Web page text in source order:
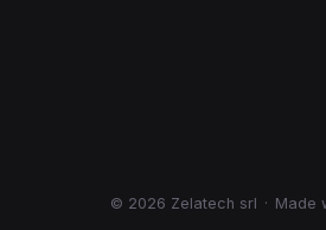
© 2026 Zelatech srl · Made